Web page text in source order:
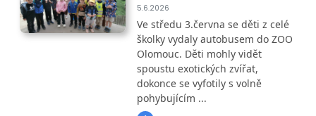
5.6.2026
Ve středu 3.června se děti z celé
školky vydaly autobusem do ZOO
Olomouc. Děti mohly vidět
spoustu exotických zvířat,
dokonce se vyfotily s volně
pohybujícím ...